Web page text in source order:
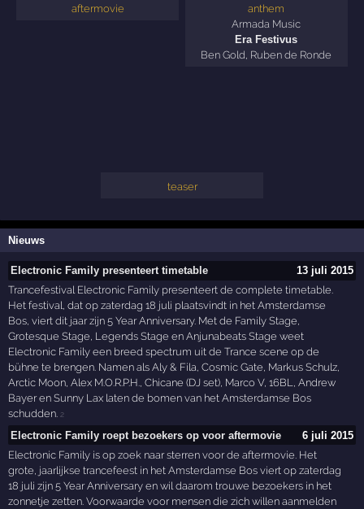
aftermovie
anthem
Armada Music
Era Festivus
Ben Gold Ruben de Ronde
teaser
Nieuws
Electronic Family presenteert timetable
13 juli 2015
Trancefestival Electronic Family presenteert de complete timetable.
Het festival, dat op zaterdag 18 juli plaatsvindt in het Amsterdamse
Bos, viert dit jaar zijn 5 Year Anniversary. Met de Family Stage,
Grotesque Stage, Legends Stage en Anjunabeats Stage weet
Electronic Family een breed spectrum uit de Trance scene op de
bühne te brengen. Namen als Aly & Fila, Cosmic Gate, Markus Schulz,
Arctic Moon, Alex M.O.R.P.H., Chicane (DJ set), Marco V, 16BL, Andrew
Bayer en Sunny Lax laten de bomen van het Amsterdamse Bos
schudden.2
Electronic Family roept bezoekers op voor aftermovie
6 juli 2015
Electronic Family is op zoek naar sterren voor de aftermovie. Het
grote, jaarlijkse trancefeest in het Amsterdamse Bos viert op zaterdag
18 juli zijn 5 Year Anniversary en wil daarom trouwe bezoekers in het
zonnetje zetten. Voorwaarde voor mensen die zich willen aanmelden